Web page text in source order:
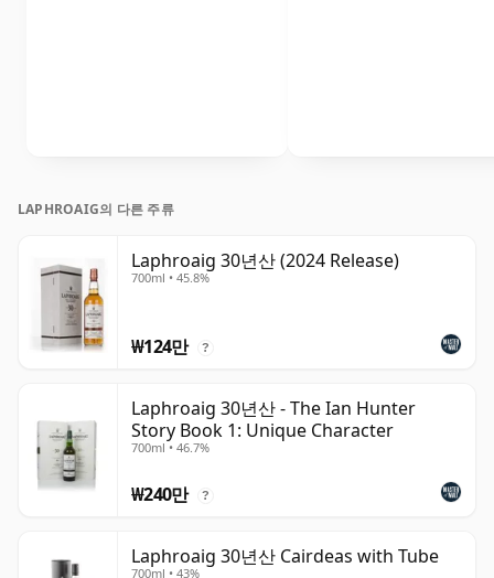
LAPHROAIG의 다른 주류
Laphroaig 30년산 (2024 Release)
700ml • 45.8%
₩124만 ?
Laphroaig 30년산 - The Ian Hunter
Story Book 1: Unique Character
700ml • 46.7%
₩240만 ?
Laphroaig 30년산 Cairdeas with Tube
700ml • 43%